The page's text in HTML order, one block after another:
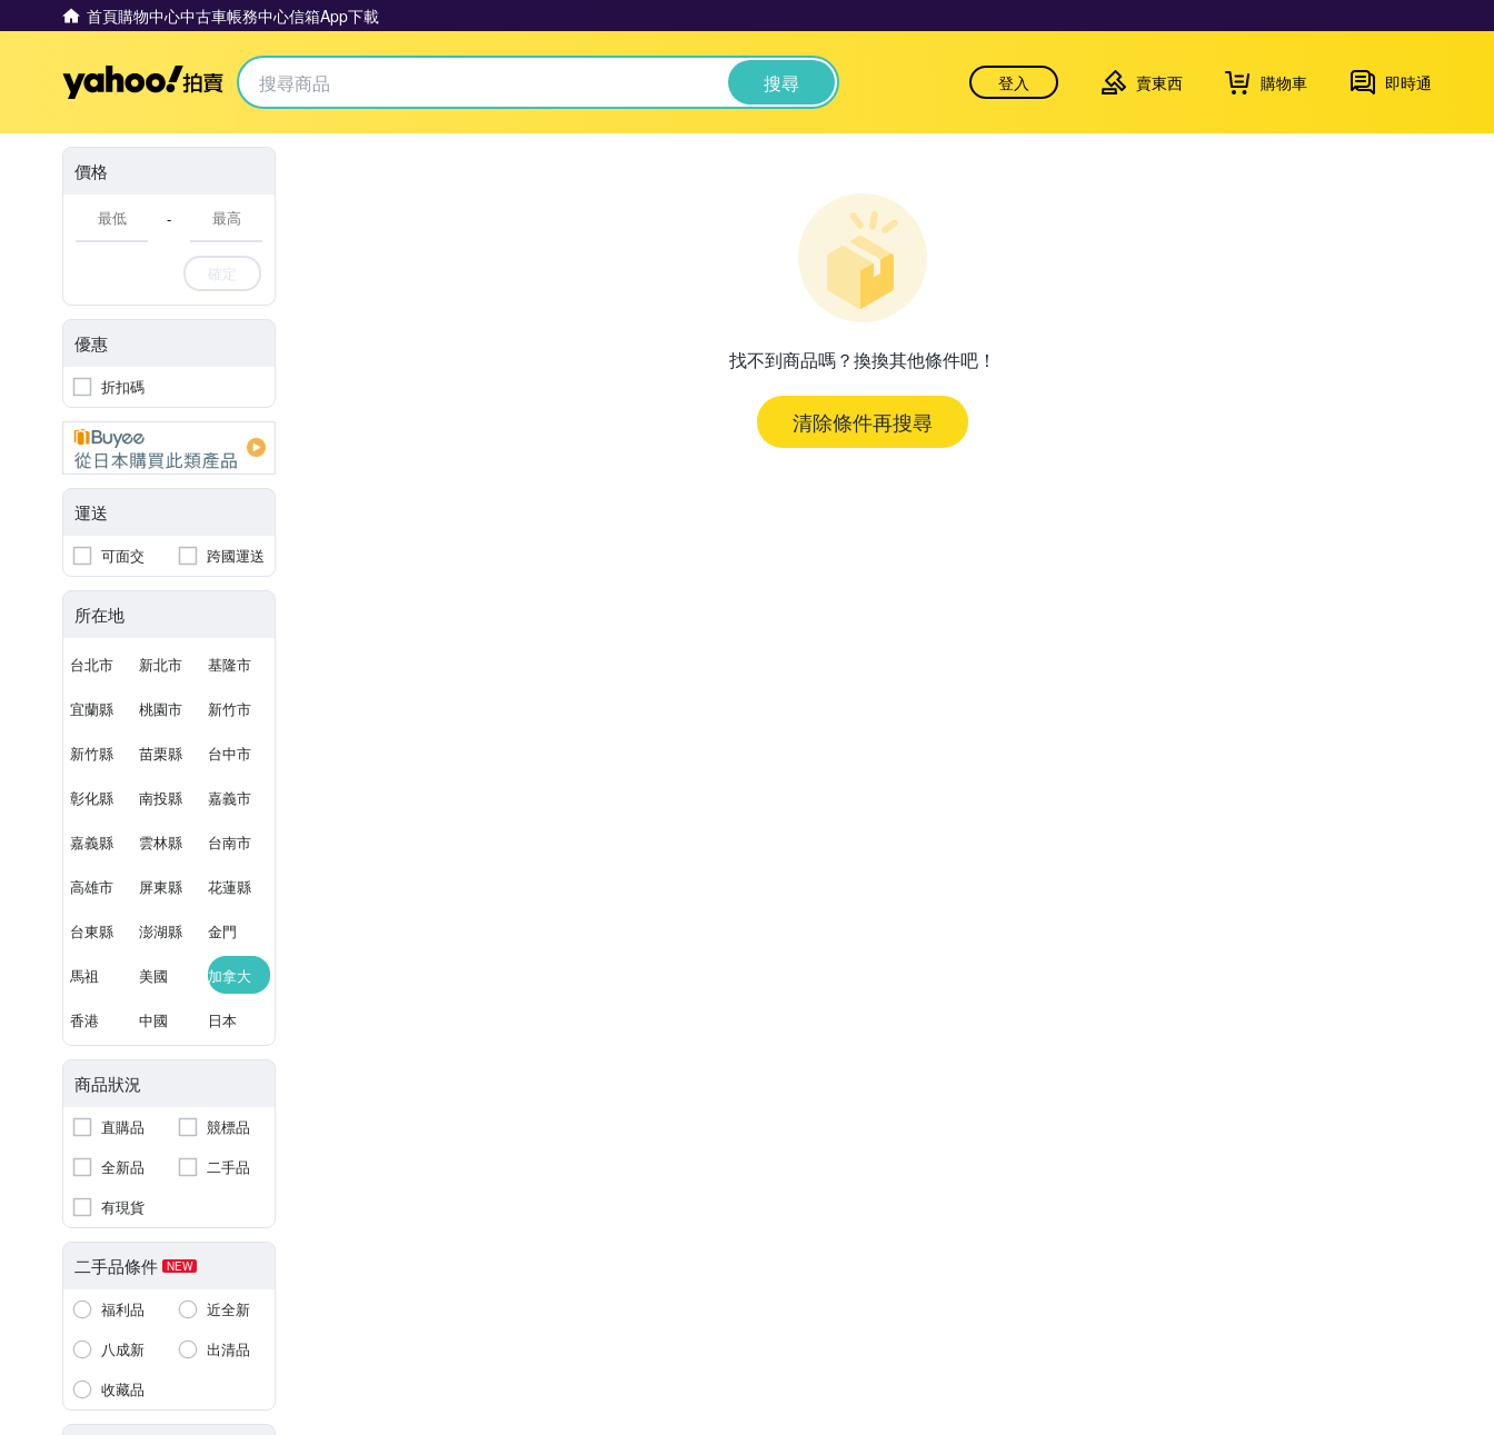
首頁購物中心中古車帳務中心信箱App下載
Yahoo拍賣 搜尋 登入 賣東西 購物車 即時通
價格
-
確定
優惠
折扣碼
運送
可面交 跨國運送
所在地
台北市 新北市 基隆市
宜蘭縣 桃園市 新竹市
新竹縣 苗栗縣 台中市
彰化縣 南投縣 嘉義市
嘉義縣 雲林縣 台南市
高雄市 屏東縣 花蓮縣
台東縣 澎湖縣 金門
馬祖 美國 加拿大
香港 中國 日本
商品狀況
直購品
競標品
全新品
二手品
有現貨
二手品條件 NEW
福利品
近全新
八成新
出清品
收藏品
找不到商品嗎？換換其他條件吧！
清除條件再搜尋